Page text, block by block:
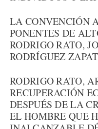
LA CONVENCIÓN
PONENTES DE
RODRIGO RATO,
RODRÍGUEZ
RODRIGO RATO,
RECUPERACIÓN
DESPUÉS DE LA
EL HOMBRE QUE